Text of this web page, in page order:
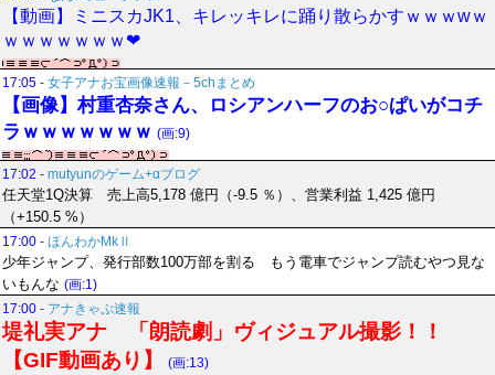
【動画】ミニスカJK1、キレッキレに踊り散らかすｗｗｗwｗ
ｗｗｗｗｗｗｗ❤
17:05 - 女子アナお宝画像速報－5chまとめ
【画像】村重杏奈さん、ロシアンハーフのお○ぱいがコチ
ラｗｗｗｗｗｗｗ (画:9)
17:02 - mutyunのゲーム+αブログ
任天堂1Q決算 売上高5,178 億円（-9.5 ％）、営業利益 1,425 億円
（+150.5 %）
17:00 - ほんわかMkⅡ
少年ジャンプ、発行部数100万部を割る もう電車でジャンプ読むやつ見な
いもんな (画:1)
17:00 - アナきゃぷ速報
堤礼実アナ 「朗読劇」ヴィジュアル撮影！！
【GIF動画あり】
(画:13)